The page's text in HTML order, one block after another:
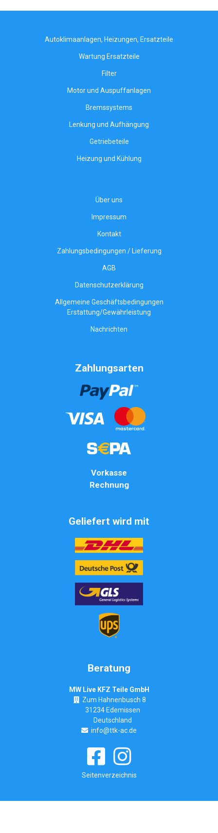
Autoklimaanlagen, Heizungen, Ersatzteile
Wartung Ersatzteile
Filter
Motor und Auspuffanlagen
Bremssystems
Lenkung und Aufhängung
Getriebeteile
Heizung und Kühlung
Über uns
Impressum
Kontakt
Zahlungsbedingungen / Lieferung
AGB
Datenschutzerklärung
Allgemeine Geschäftsbedingungen
Erstattung/Gewährleistung
Nachrichten
Zahlungsarten
Vorkasse
Rechnung
Geliefert wird mit
Beratung
MW Live KFZ Teile GmbH
Zum Hahnenbusch 8
31234 Edemissen
Deutschland
info@ttk-ac.de
Seitenverzeichnis